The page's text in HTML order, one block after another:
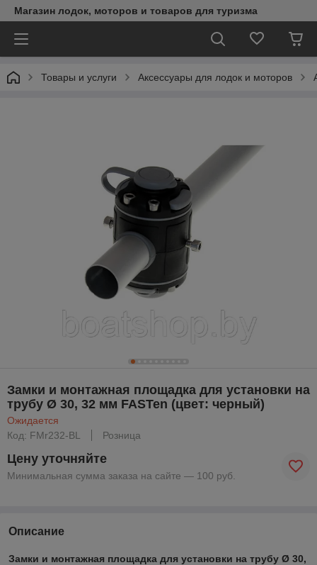
Магазин лодок, моторов и товаров для туризма
Товары и услуги Аксессуары для лодок и моторов
Замки и монтажная площадка для установки на
трубу Ø 30, 32 мм FASTen (цвет: черный)
Ожидается
Код: FMr232-BL
Розница
Цену уточняйте
Минимальная сумма заказа на сайте — 100 руб.
Описание
Замки и монтажная площадка для установки на трубу Ø 30,